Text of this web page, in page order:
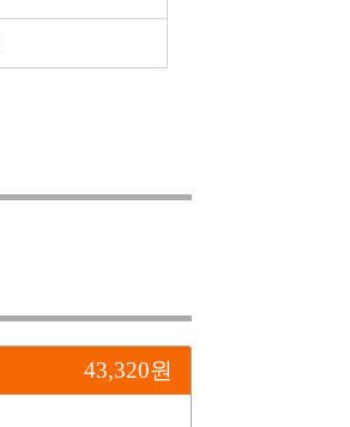
43,320원